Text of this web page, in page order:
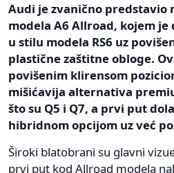
Audi je zvanično predstavio
modela A6 Allroad, kojem
u stilu modela RS6 uz
plastične zaštitne obloge.
povišenim klirensom
mišićavija alternativa
što su Q5 i Q7, a prvi put
hibridnom opcijom uz već
Široki blatobrani su glavni
prvi put kod Allroad modela